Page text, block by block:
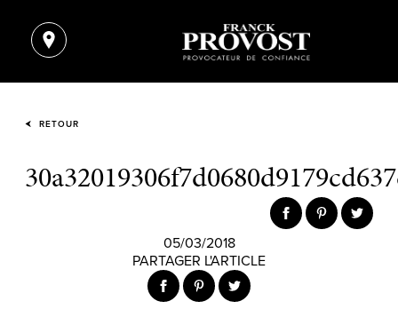
RETOUR
05/03/2018
PARTAGER L'ARTICLE